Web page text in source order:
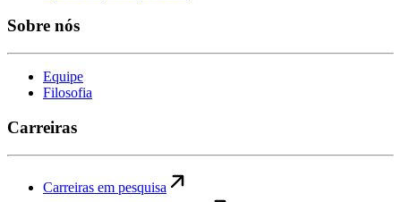
Sobre nós
Equipe
Filosofia
Carreiras
Carreiras em pesquisa